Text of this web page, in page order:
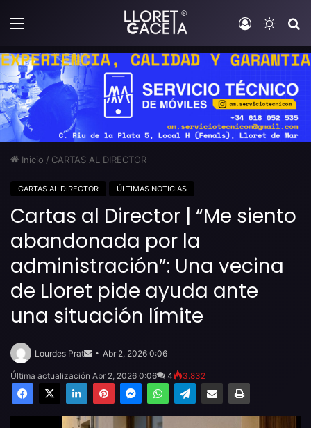
Menú Iniciar
Inicio / CARTAS AL DIRECTOR
CARTAS AL DIRECTOR ÚLTIMAS NOTICIAS
Cartas al Director | “Me siento
abandonada por la
administración”: Una vecina
de Lloret pide ayuda ante
una situación límite
Lourdes Prat
email
Abr 2, 2026 0:06
Última actualización Abr 2, 2026 0:06 4 3.832
Facebook
X LinkedInPinterestMessengerWhatsAppTelegramCompartir por email Imprimir